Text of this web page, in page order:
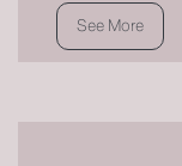
See More